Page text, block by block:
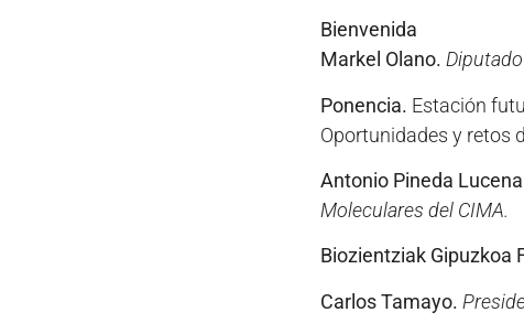
Bienvenida
Markel Olano.
Ponencia. Estación
Oportunidades y retos
Antonio Pineda
Moleculares del CIMA.
Biozientziak Gipuzkoa
Carlos Tamayo.